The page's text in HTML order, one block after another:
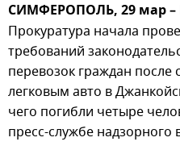
СИМФЕРОПОЛЬ, 29 мар
Прокуратура начала
требований
перевозок граждан после
легковым авто в
чего погибли четыре
пресс-службе надзорного